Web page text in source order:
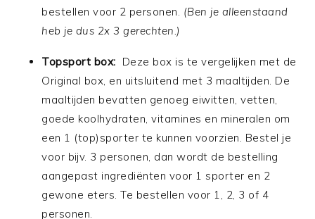
bestellen voor 2 personen. (Ben je alleenstaand
heb je dus 2x 3 gerechten.)
Topsport box: Deze box is te vergelijken met de
Original box, en uitsluitend met 3 maaltijden. De
maaltijden bevatten genoeg eiwitten, vetten,
goede koolhydraten, vitamines en mineralen om
een 1 (top)sporter te kunnen voorzien. Bestel je
voor bijv. 3 personen, dan wordt de bestelling
aangepast ingrediënten voor 1 sporter en 2
gewone eters. Te bestellen voor 1, 2, 3 of 4
personen.